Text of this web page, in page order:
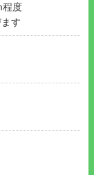
程度
す